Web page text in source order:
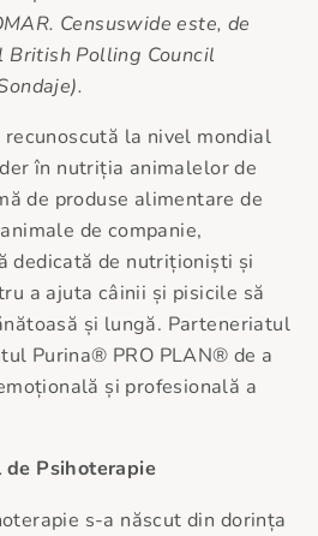
Censuswide este, de
British Polling Council
la nivel mondial
în nutriția animalelor de
de produse alimentare de
de companie,
dedicată de nutriționiști și
a ajuta câinii și pisicile să
și lungă. Parteneriatul
Purina® PRO PLAN® de a
și profesională a
de Psihoterapie
s-a născut din dorința